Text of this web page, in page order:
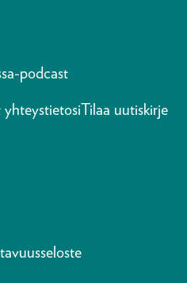
podcast
Tilaa uutiskirje
f
Linkedin-in
Bluesky